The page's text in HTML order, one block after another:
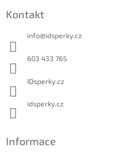
Kontakt
info@idsperky.cz
603 433 765
IDsperky.cz
idsperky.cz
Informace